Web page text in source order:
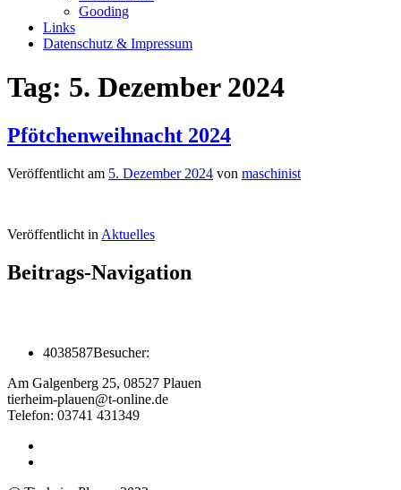
Gooding
Links
Datenschutz & Impressum
Tag: 5. Dezember 2024
Pfötchenweihnacht 2024
Veröffentlicht am 5. Dezember 2024 von maschinist
Veröffentlicht in Aktuelles
Beitrags-Navigation
4038587Besucher:
Am Galgenberg 25, 08527 Plauen
tierheim-plauen@t-online.de
Telefon: 03741 431349